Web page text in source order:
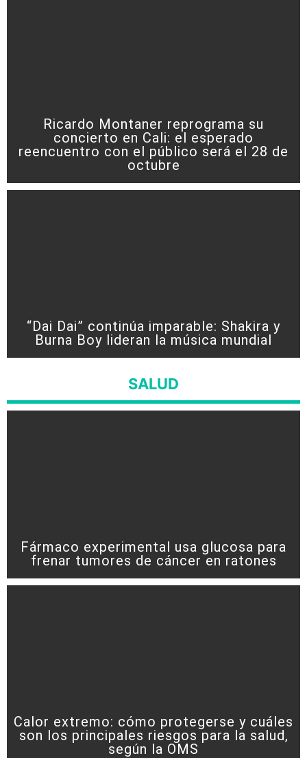
Ricardo Montaner reprograma su
concierto en Cali: el esperado
reencuentro con el público será el 28 de
octubre
“Dai Dai” continúa imparable: Shakira y
Burna Boy lideran la música mundial
SALUD
Fármaco experimental usa glucosa para
frenar tumores de cáncer en ratones
Calor extremo: cómo protegerse y cuáles
son los principales riesgos para la salud,
según la OMS